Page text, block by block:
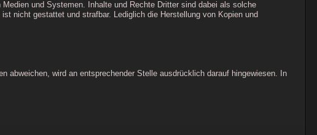
und Systemen. Inhalte und Rechte Dritter sind dabei als solche
nicht gestattet und strafbar. Lediglich die Herstellung von Kopien und
abweichen, wird an entsprechender Stelle ausdrücklich darauf hingewiesen. In